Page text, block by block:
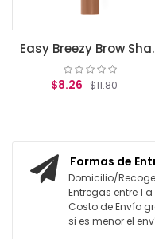
Easy Breezy Brow Shape & Define Eyebrow Mascara Honey Brown .3 fl oz (9 ml)
$11.80
Formas de
Domicilio/
Entregas entre 1
Costo de Envío
si es menor el